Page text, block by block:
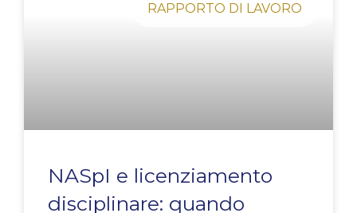
RAPPORTO DI LAVORO
NASpI e licenziamento
disciplinare: quando